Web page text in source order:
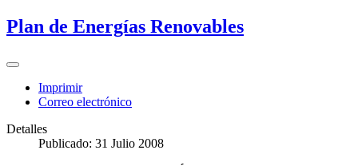
Plan de Energías Renovables
Imprimir
Correo electrónico
Detalles
Publicado: 31 Julio 2008